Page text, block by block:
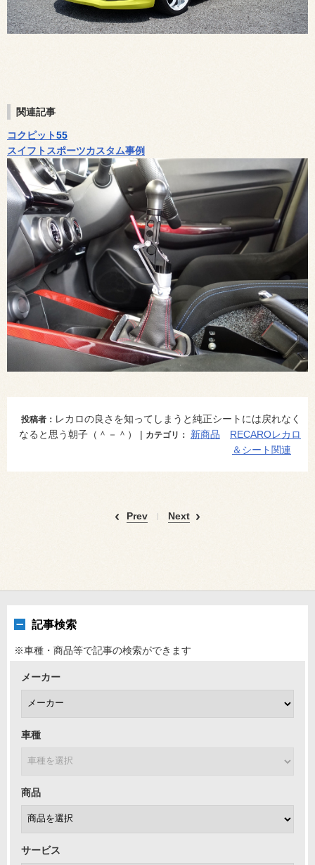
関連記事
コクピット55
スイフトスポーツカスタム事例
投稿者： レカロの良さを知ってしまうと純正シートには戻れなく
なると思う朝子（＾－＾） | カテゴリ： 新商品
RECAROレカロ
＆シート関連
Prev Next
記事検索
※車種・商品等で記事の検索ができます
メーカー
車種
商品
サービス